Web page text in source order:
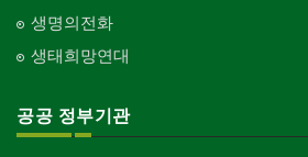
생명의전화
생태희망연대
공공 정부기관